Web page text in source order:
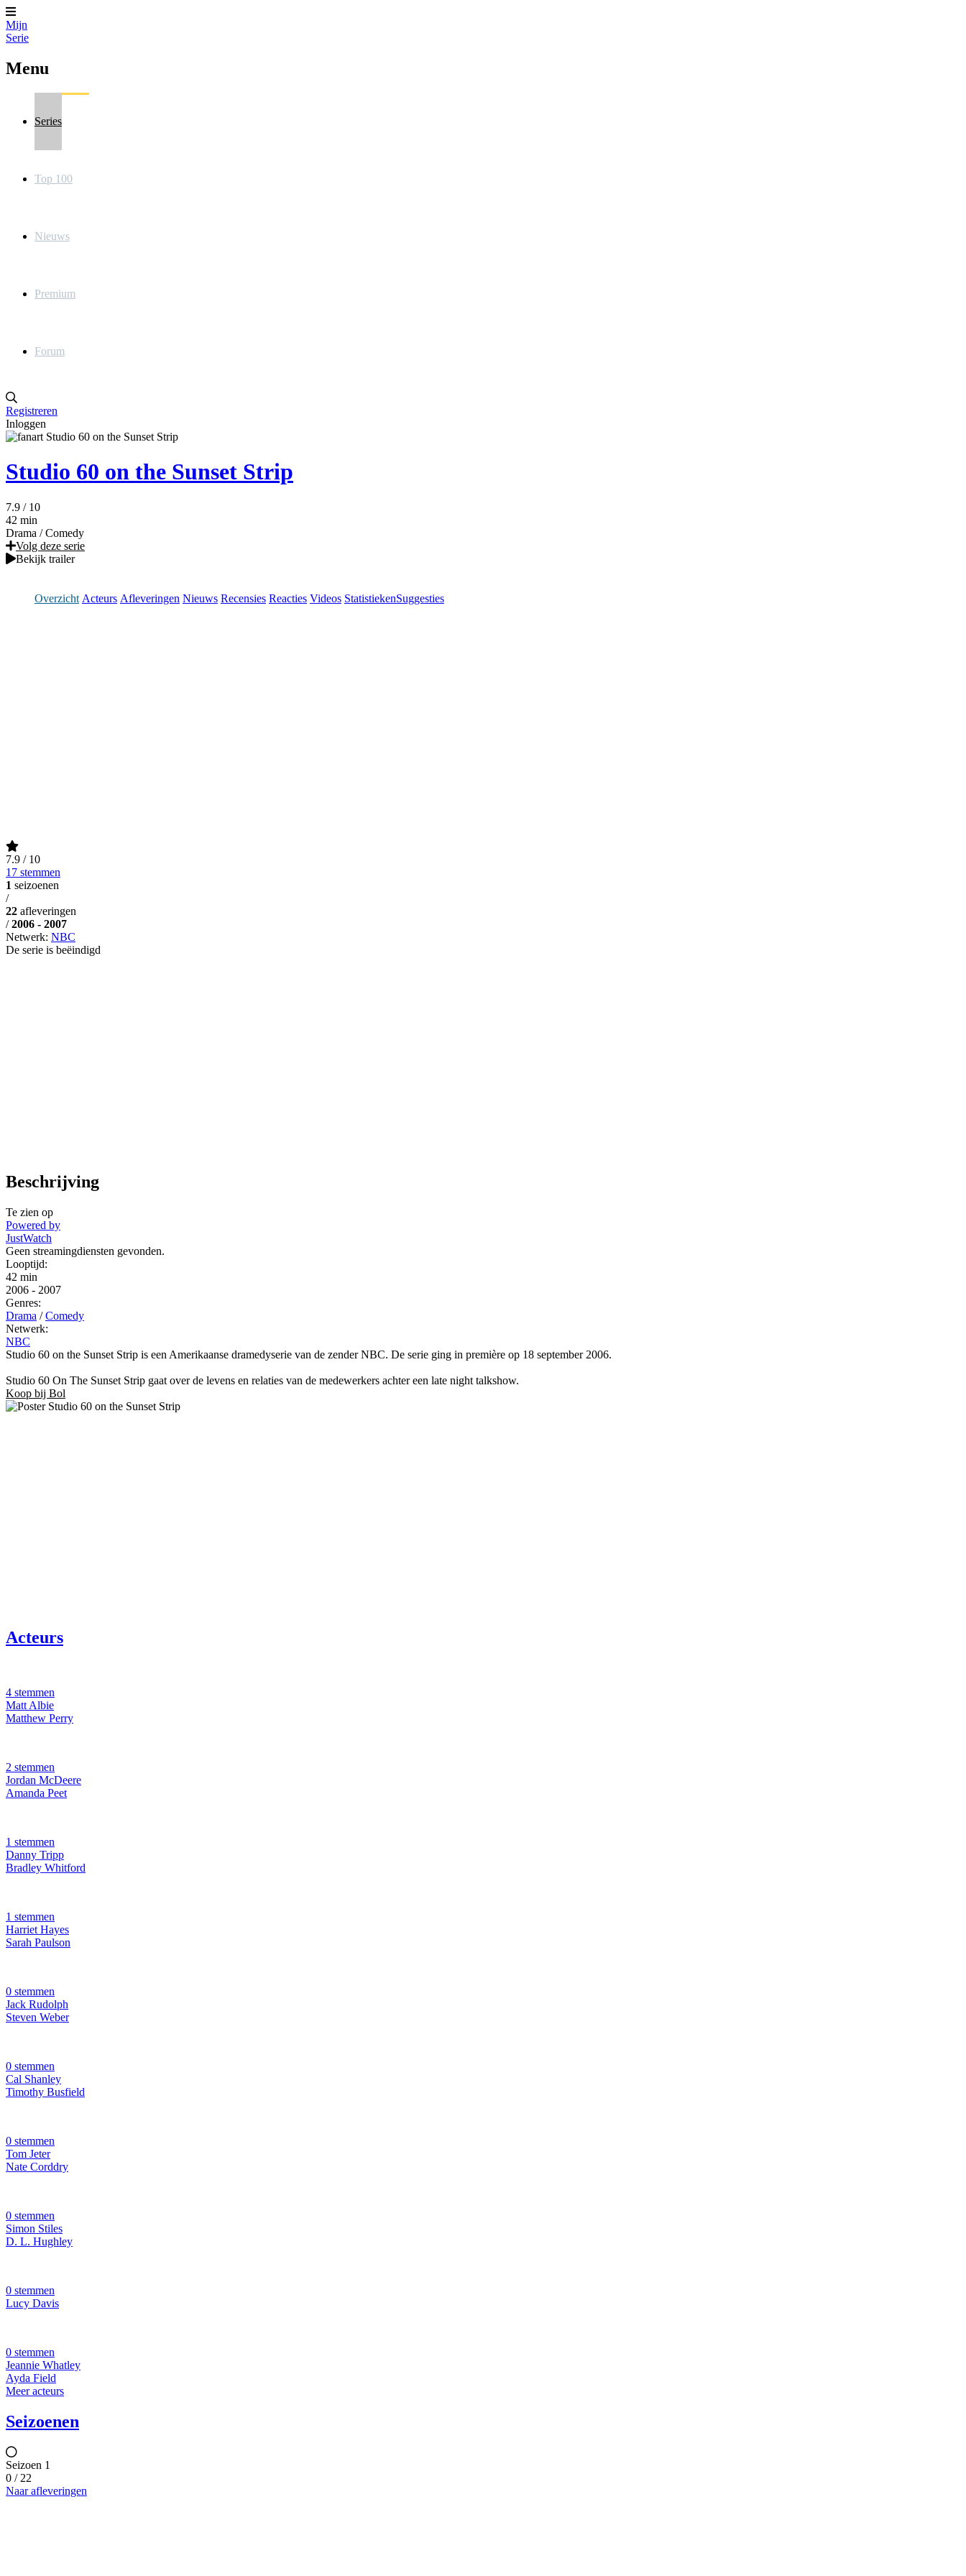
Mijn
Serie
Menu
Series
Top 100
Nieuws
Premium
Forum
Registreren
Inloggen
Studio 60 on the Sunset Strip
7.9 / 10
42 min
Drama / Comedy
Volg deze serie
Bekijk trailer
Overzicht Acteurs Afleveringen Nieuws Recensies Reacties Videos StatistiekenSuggesties
7.9 / 10
17 stemmen
1 seizoenen
/
22 afleveringen
/ 2006 - 2007
Netwerk: NBC
De serie is beëindigd
Beschrijving
Te zien op
Powered by
JustWatch
Geen streamingdiensten gevonden.
Looptijd:
42 min
2006 - 2007
Genres:
Drama / Comedy
Netwerk:
NBC
Studio 60 on the Sunset Strip is een Amerikaanse dramedyserie van de zender NBC. De serie ging in première op 18 september 2006.
Studio 60 On The Sunset Strip gaat over de levens en relaties van de medewerkers achter een late night talkshow.
Koop bij Bol
Acteurs
4 stemmen
Matt Albie
Matthew Perry
2 stemmen
Jordan McDeere
Amanda Peet
1 stemmen
Danny Tripp
Bradley Whitford
1 stemmen
Harriet Hayes
Sarah Paulson
0 stemmen
Jack Rudolph
Steven Weber
0 stemmen
Cal Shanley
Timothy Busfield
0 stemmen
Tom Jeter
Nate Corddry
0 stemmen
Simon Stiles
D. L. Hughley
0 stemmen
Lucy Davis
0 stemmen
Jeannie Whatley
Ayda Field
Meer acteurs
Seizoenen
Seizoen 1
0 / 22
Naar afleveringen